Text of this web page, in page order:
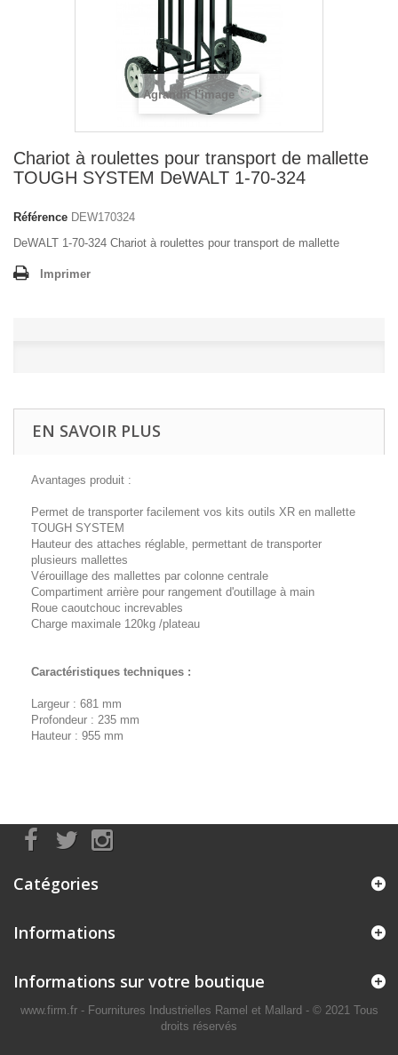
Agrandir l'image
Chariot à roulettes pour transport de mallette
TOUGH SYSTEM DeWALT 1-70-324
Référence DEW170324
DeWALT 1-70-324 Chariot à roulettes pour transport de mallette
Imprimer
EN SAVOIR PLUS
Avantages produit :
Permet de transporter facilement vos kits outils XR en mallette
TOUGH SYSTEM
Hauteur des attaches réglable, permettant de transporter
plusieurs mallettes
Vérouillage des mallettes par colonne centrale
Compartiment arrière pour rangement d'outillage à main
Roue caoutchouc increvables
Charge maximale 120kg /plateau
Caractéristiques techniques :
Largeur : 681 mm
Profondeur : 235 mm
Hauteur : 955 mm
Catégories
Informations
Informations sur votre boutique
www.firm.fr - Fournitures Industrielles Ramel et Mallard - © 2021 Tous
droits réservés